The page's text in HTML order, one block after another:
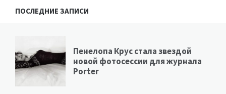
ПОСЛЕДНИЕ ЗАПИСИ
Пенелопа Крус стала звездой
новой фотосессии для журнала
Porter